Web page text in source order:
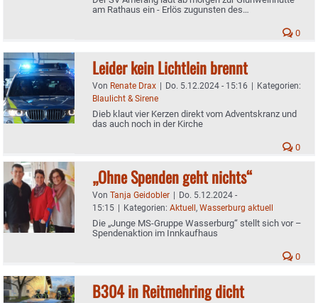
am Rathaus ein - Erlös zugunsten des
0
Leider kein Lichtlein brennt
Von Renate Drax | Do. 5.12.2024 - 15:16 | Kategorien:
Blaulicht & Sirene
Dieb klaut vier Kerzen direkt vom Adventskranz und
das auch noch in der Kirche
0
„Ohne Spenden geht nichts“
Von Tanja Geidobler | Do. 5.12.2024 -
15:15 | Kategorien: Aktuell, Wasserburg aktuell
Die „Junge MS-Gruppe Wasserburg“ stellt sich vor –
Spendenaktion im Innkaufhaus
0
B304 in Reitmehring dicht